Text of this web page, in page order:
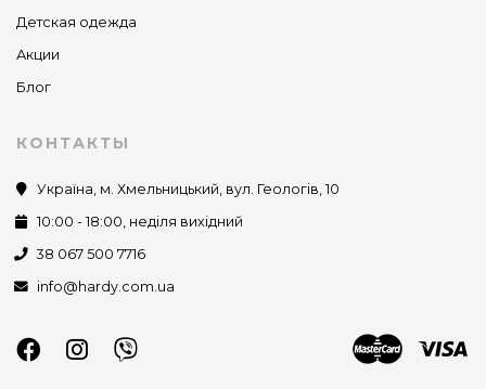
Детская одежда
Акции
Блог
КОНТАКТЫ
Україна, м. Хмельницький, вул. Геологів, 10
10:00 - 18:00, неділя вихідний
38 067 500 7716
info@hardy.com.ua